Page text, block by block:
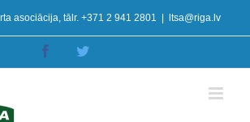
asociācija, tālr. +371 2 941 2801 ltsa@riga.lv
Facebook